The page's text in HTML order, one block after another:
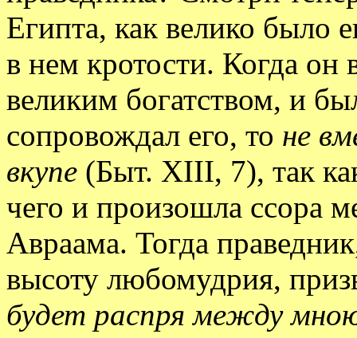
Египта, как велико было
в нем кротости. Когда он
великим богатством, и
сопровождал его, то не
вкупе (Быт. XIII, 7), так
чего и произошла ссора
Авраама. Тогда
высоту любомудрия,
будет распря между